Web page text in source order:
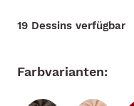
Farbvarianten:
19 Dessins verfügbar